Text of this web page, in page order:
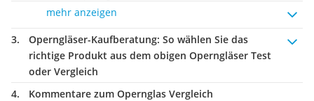
mehr anzeigen
Operngläser-Kaufberatung: So wählen Sie das
richtige Produkt aus dem obigen Operngläser Test
oder Vergleich
Kommentare zum Opernglas Vergleich